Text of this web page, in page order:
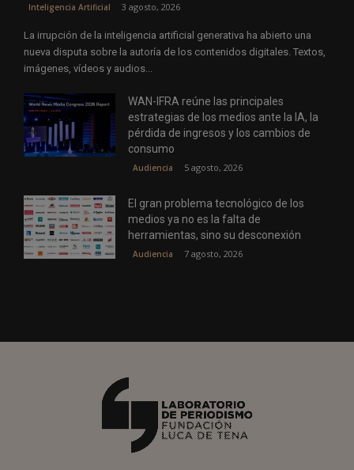
Inteligencia Artificial 3 agosto, 2026
La irrupción de la inteligencia artificial generativa ha abierto una
nueva disputa sobre la autoría de los contenidos digitales. Textos,
imágenes, vídeos y audios...
WAN-IFRA reúne las principales
estrategias de los medios ante la IA, la
pérdida de ingresos y los cambios de
consumo
Audiencia 5 agosto, 2026
El gran problema tecnológico de los
medios ya no es la falta de
herramientas, sino su desconexión
Audiencia 7 agosto, 2026